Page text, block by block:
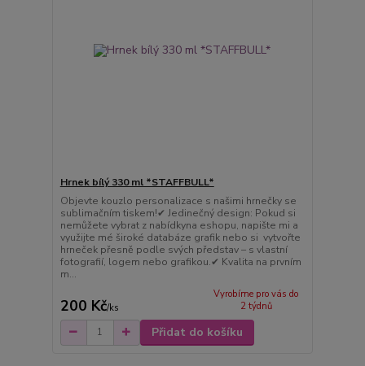
Hrnek bílý 330 ml *STAFFBULL*
Objevte kouzlo personalizace s našimi hrnečky se
sublimačním tiskem!✔ Jedinečný design: Pokud si
nemůžete vybrat z nabídkyna eshopu, napište mi a
využijte mé široké databáze grafik nebo si vytvořte
hrneček přesně podle svých představ – s vlastní
fotografií, logem nebo grafikou.✔ Kvalita na prvním
m...
200 Kč/ks
Vyrobíme pro vás do
2 týdnů
Přidat do košíku